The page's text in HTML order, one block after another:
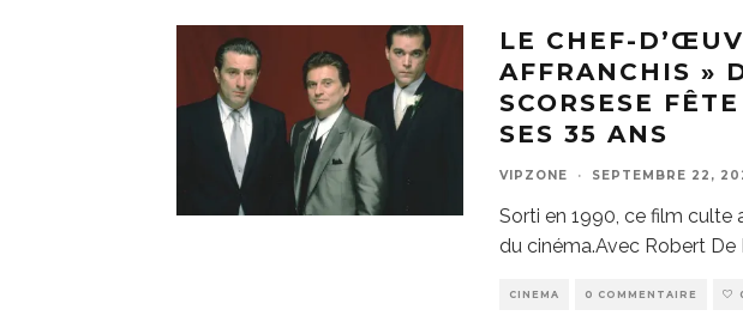
LE CHEF-
AFFRANCHIS »
SCORSESE
SES 35 ANS
VIPZONE · SEPTEMBRE 22,
Sorti en 1990, ce film culte
du cinéma.Avec Robert De
CINEMA 0 COMMENTAIRE